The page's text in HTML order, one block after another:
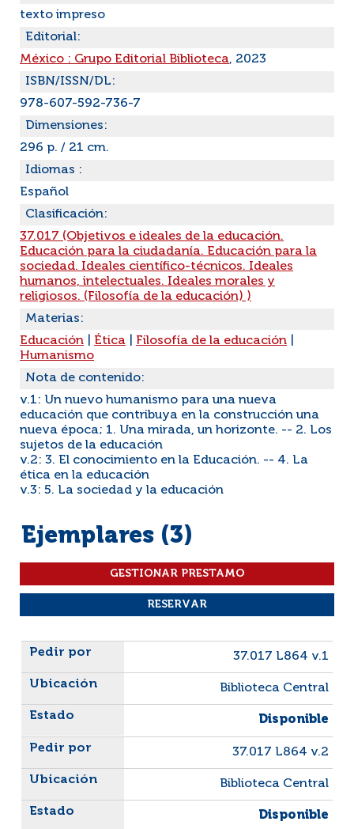
texto impreso
Editorial:
México : Grupo Editorial Biblioteca, 2023
ISBN/ISSN/DL:
978-607-592-736-7
Dimensiones:
296 p. / 21 cm.
Idiomas :
Español
Clasificación:
37.017 (Objetivos e ideales de la educación.
Educación para la ciudadanía. Educación para la
sociedad. Ideales científico-técnicos. Ideales
humanos, intelectuales. Ideales morales y
religiosos. (Filosofía de la educación) )
Materias:
Educación
Ética Filosofía de la educación
Humanismo
Nota de contenido:
v.1: Un nuevo humanismo para una nueva
educación que contribuya en la construcción una
nueva época; 1. Una mirada, un horizonte. -- 2. Los
sujetos de la educación
v.2: 3. El conocimiento en la Educación. -- 4. La
ética en la educación
v.3: 5. La sociedad y la educación
Ejemplares (3)
Liste des exemplaires
37.017 L864 v.1
Biblioteca Central
Disponible
37.017 L864 v.2
Biblioteca Central
Disponible